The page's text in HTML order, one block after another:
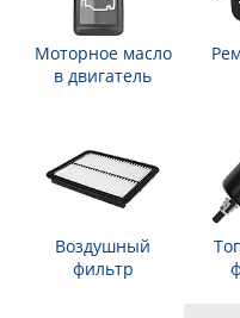
Моторное масло
в двигатель
Воздушный
фильтр